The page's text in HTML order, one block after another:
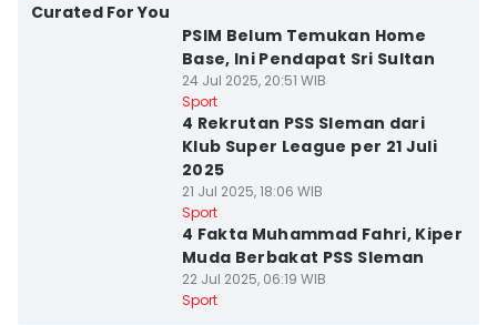
Curated For You
PSIM Belum Temukan Home
Base, Ini Pendapat Sri Sultan
24 Jul 2025, 20:51 WIB
Sport
4 Rekrutan PSS Sleman dari
Klub Super League per 21 Juli
2025
21 Jul 2025, 18:06 WIB
Sport
4 Fakta Muhammad Fahri, Kiper
Muda Berbakat PSS Sleman
22 Jul 2025, 06:19 WIB
Sport